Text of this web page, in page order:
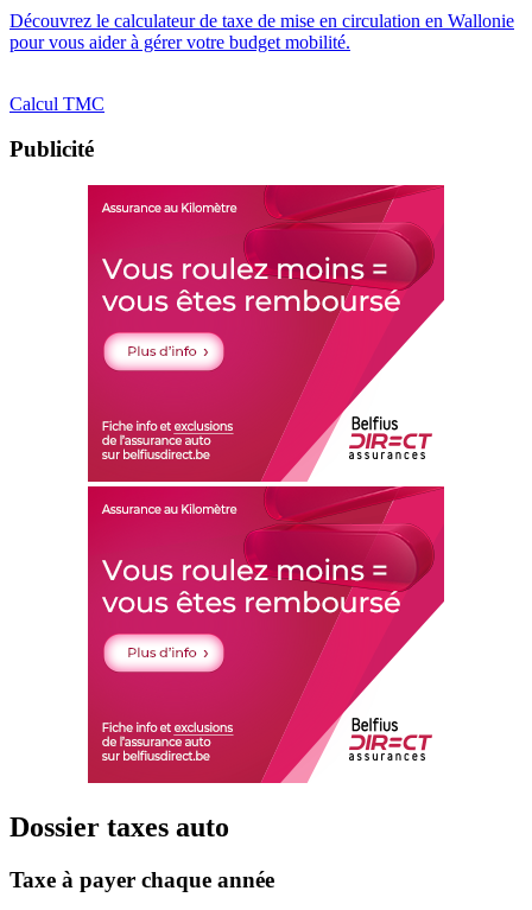
Découvrez le calculateur de taxe de mise en circulation en Wallonie
pour vous aider à gérer votre budget mobilité.
Calcul TMC
Publicité
Dossier taxes auto
Taxe à payer chaque année